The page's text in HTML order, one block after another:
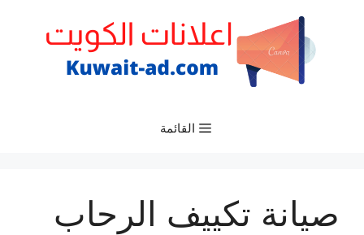
القائمة
صيانة تكييف الرحاب